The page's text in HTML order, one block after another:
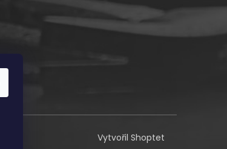
Vytvořil Shoptet